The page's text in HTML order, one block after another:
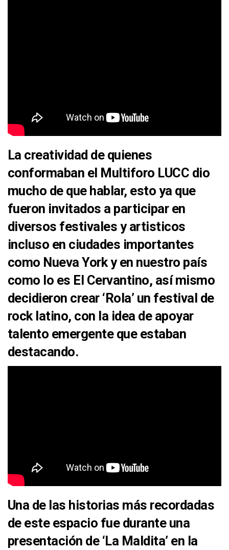
La creatividad de quienes
conformaban el Multiforo LUCC dio
mucho de que hablar, esto ya que
fueron invitados a participar en
diversos festivales y artisticos
incluso en ciudades importantes
como Nueva Yorky en nuestro país
como lo es El Cervantino, así mismo
decidieron crear ‘Rola’ un festival de
rock latino, con la idea de apoyar
talento emergenteque estaban
destacando.
Una de las historias más recordadas
de este espacio fue durante una
presentación de‘La Maldita’ en la